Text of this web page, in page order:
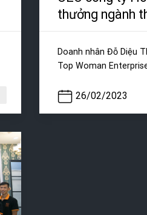
thưởng ngành
26/02/2023
Doanh nhân Đỗ Diệu
Top Woman